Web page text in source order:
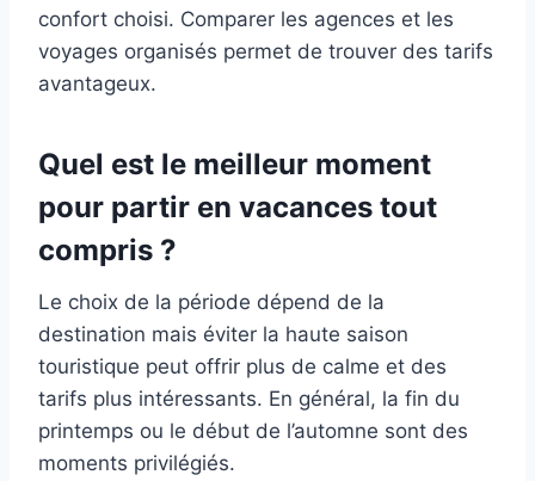
confort choisi. Comparer les agences et les
voyages organisés permet de trouver des tarifs
avantageux.
Quel est le meilleur moment
pour partir en vacances tout
compris ?
Le choix de la période dépend de la
destination mais éviter la haute saison
touristique peut offrir plus de calme et des
tarifs plus intéressants. En général, la fin du
printemps ou le début de l’automne sont des
moments privilégiés.